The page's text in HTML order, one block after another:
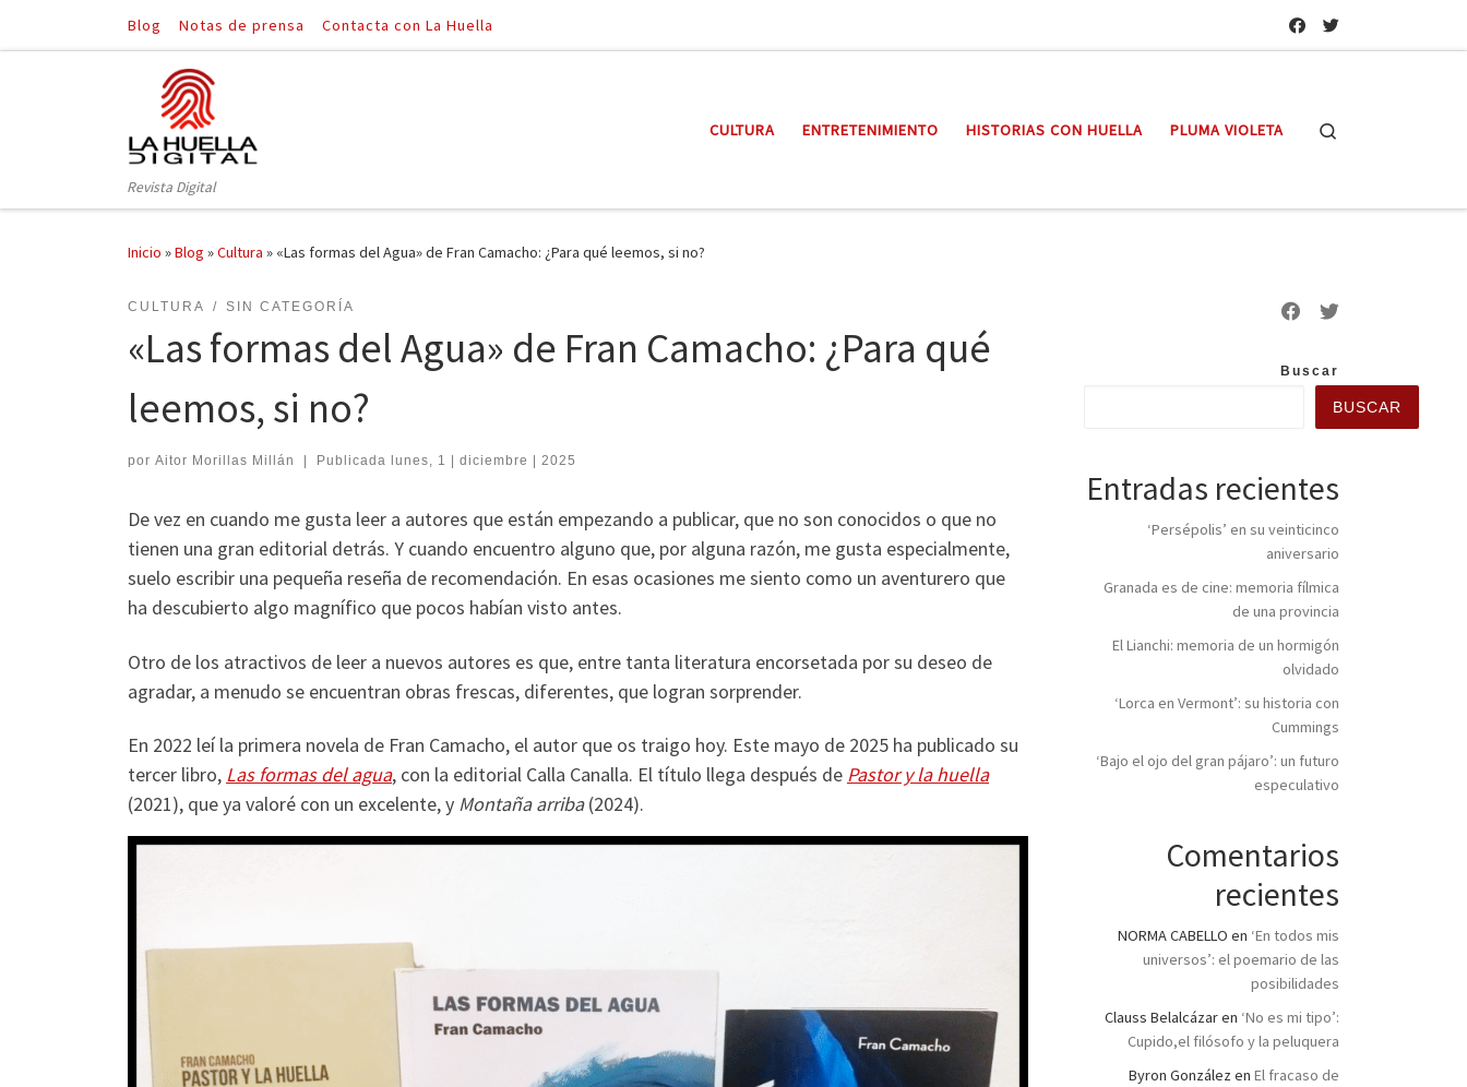
Saltar al contenido
Blog Notas de prensa Contacta con La Huella
Revista Digital
CULTURA ENTRETENIMIENTO HISTORIAS CON HUELLA PLUMA VIOLETA
Inicio »Blog »Cultura » «Las formas del Agua» de Fran Camacho: ¿Para qué leemos, si no?
CULTURA SIN CATEGORÍA
«Las formas del Agua» de Fran Camacho: ¿Para qué
leemos, si no?
por Aitor Morillas Millán Publicada lunes, 1 | diciembre | 2025
De vez en cuando me gusta leer a autores que están empezando a publicar, que no son conocidos o que no
tienen una gran editorial detrás. Y cuando encuentro alguno que, por alguna razón, me gusta especialmente,
suelo escribir una pequeña reseña de recomendación. En esas ocasiones me siento como un aventurero que
ha descubierto algo magnífico que pocos habían visto antes.
Otro de los atractivos de leer a nuevos autores es que, entre tanta literatura encorsetada por su deseo de
agradar, a menudo se encuentran obras frescas, diferentes, que logran sorprender.
En 2022 leí la primera novela de Fran Camacho, el autor que os traigo hoy. Este mayo de 2025 ha publicado su
tercer libro, Las formas del agua, con la editorial Calla Canalla. El título llega después de Pastor y la huella
(2021), que ya valoré con un excelente, y Montaña arriba(2024).
Buscar
BUSCAR
Entradas recientes
‘Persépolis’ en su veinticinco
aniversario
Granada es de cine: memoria fílmica
de una provincia
El Lianchi: memoria de un hormigón
olvidado
‘Lorca en Vermont’: su historia con
Cummings
‘Bajo el ojo del gran pájaro’: un futuro
especulativo
Comentarios
recientes
NORMA CABELLO en ‘En todos mis
universos’: el poemario de las
posibilidades
Clauss Belalcázaren ‘No es mi tipo’:
Cupido,el filósofo y la peluquera
Byron González en El fracaso de